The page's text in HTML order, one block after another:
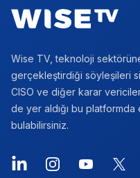
Wise TV, teknoloji
gerçekleştirdiği söyleşileri
CISO ve diğer karar
de yer aldığı bu
bulabilirsiniz.
LinkedInInstagramYouTube
X